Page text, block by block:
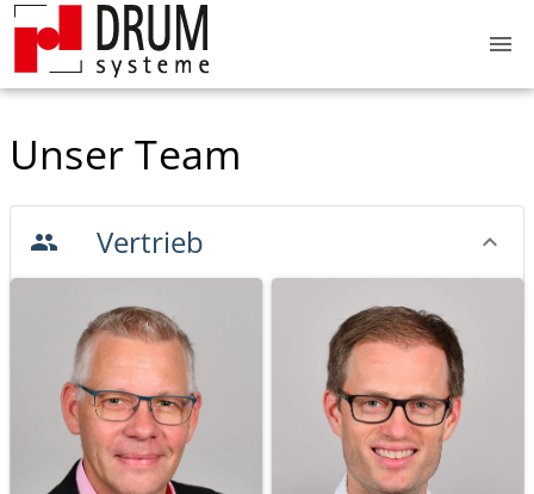
menu
Unser Team
group Vertrieb keyboard_arrow_down